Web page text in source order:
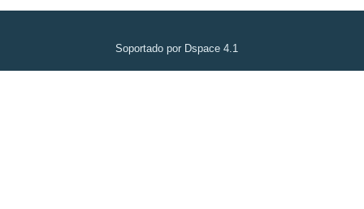
Soportado por Dspace 4.1